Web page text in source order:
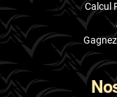
Calcul